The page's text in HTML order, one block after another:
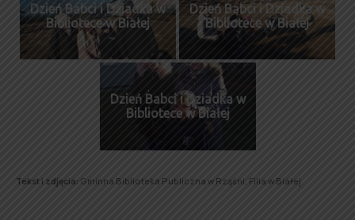
Dzień Babci i Dziadka w
Bibliotece w Białej
Dzień Babci i Dziadka w
Bibliotece w Białej
Dzień Babci i Dziadka w
Bibliotece w Białej
Tekst i zdjęcia: Gminna Biblioteka Publiczna w Rząśni, Filia w Białej.